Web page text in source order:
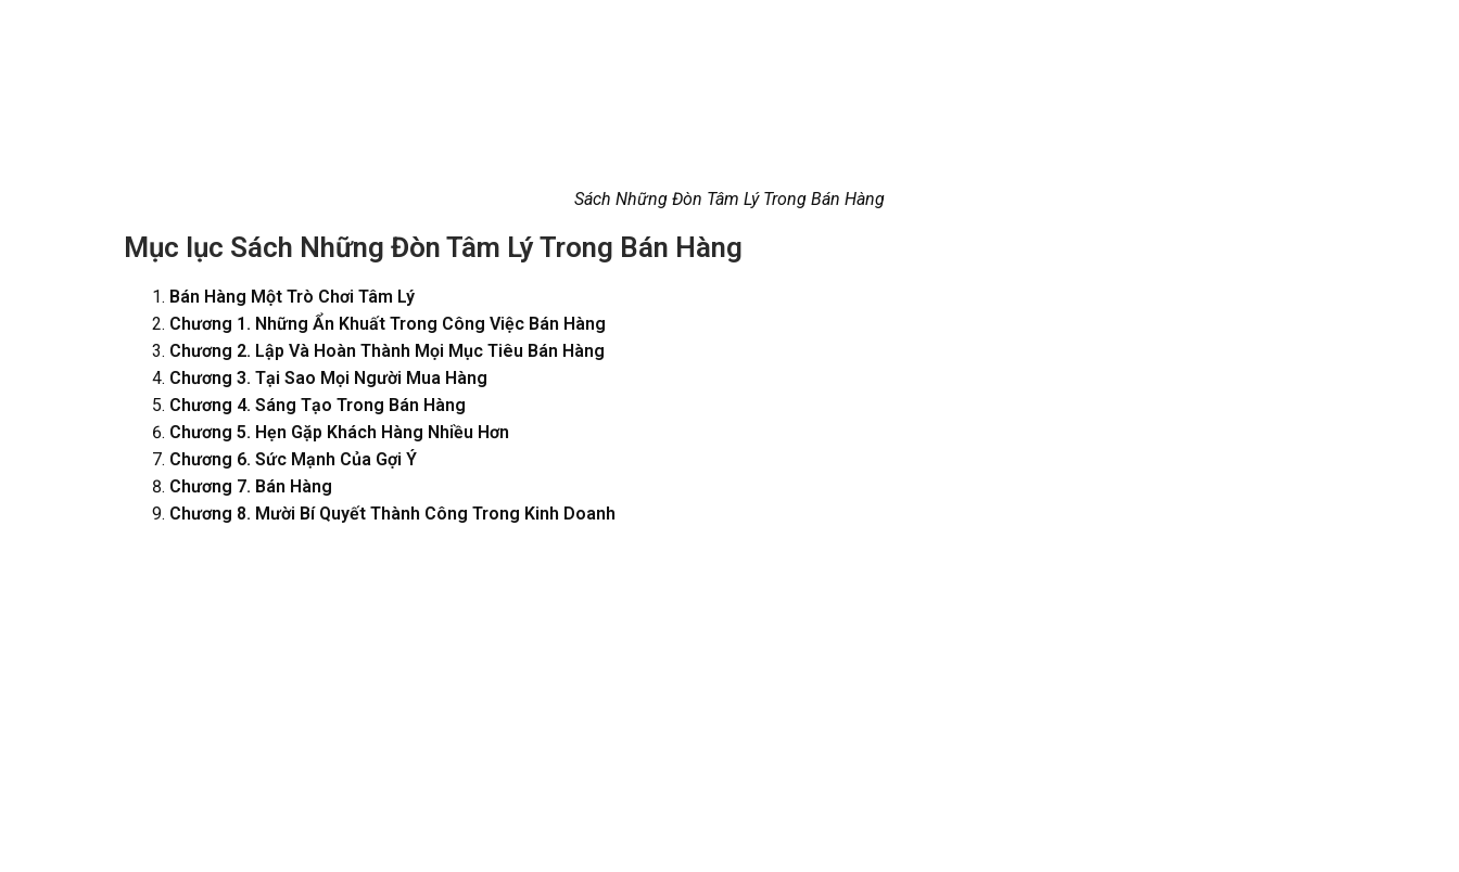
Sách Những Đòn Tâm Lý Trong Bán Hàng
Mục lục Sách Những Đòn Tâm Lý Trong Bán Hàng
Bán Hàng Một Trò Chơi Tâm Lý
Chương 1. Những Ẩn Khuất Trong Công Việc Bán Hàng
Chương 2. Lập Và Hoàn Thành Mọi Mục Tiêu Bán Hàng
Chương 3. Tại Sao Mọi Người Mua Hàng
Chương 4. Sáng Tạo Trong Bán Hàng
Chương 5. Hẹn Gặp Khách Hàng Nhiều Hơn
Chương 6. Sức Mạnh Của Gợi Ý
Chương 7. Bán Hàng
Chương 8. Mười Bí Quyết Thành Công Trong Kinh Doanh